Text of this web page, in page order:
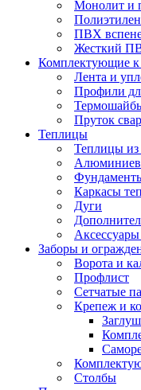
Монолит и
ПВХ
Жесткий
Комплектующие к
Лента и
Профили
Пруток
Теплицы
Теплицы из
Каркасы
Дуги
Заборы и
Ворота и
Профлист
Сетчатые
Крепеж и
Столбы